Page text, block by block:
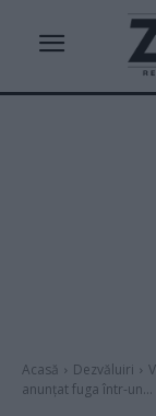
Acasă Dezvăluiri
anunțat fuga într-un...